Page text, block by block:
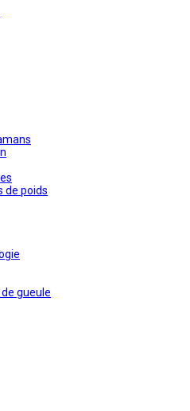
de poids
gueule